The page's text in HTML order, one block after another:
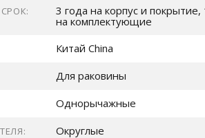
3 года на корпус и покрытие,
на комплектующие
Китай China
Для раковины
Однорычажные
Округлые